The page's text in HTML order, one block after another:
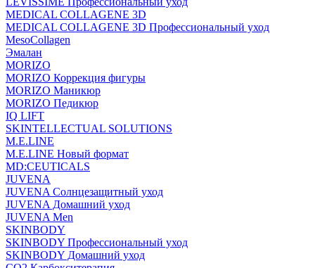
MEDICAL COLLAGENE 3D
MEDICAL COLLAGENE 3D Профессиональный уход
MesoCollagen
Эмалан
MORIZO
MORIZO Коррекция фигуры
MORIZO Маникюр
MORIZO Педикюр
IQ LIFT
SKINTELLECTUAL SOLUTIONS
M.E.LINE
M.E.LINE Новый формат
MD:CEUTICALS
JUVENA
JUVENA Солнцезащитный уход
JUVENA Домашний уход
JUVENA Men
SKINBODY
SKINBODY Профессиональный уход
SKINBODY Домашний уход